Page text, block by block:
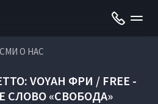
СМИ О НАС
VOYAH ФРИ / FREE -
СЛОВО «СВОБОДА»